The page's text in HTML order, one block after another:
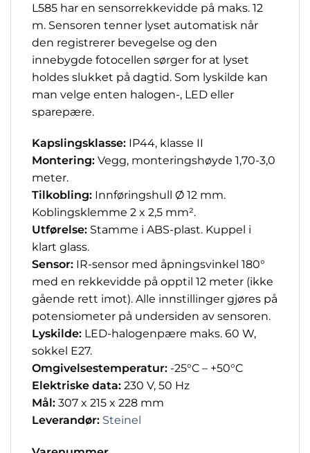
L585 har en sensorrekkevidde på maks. 12
m. Sensoren tenner lyset automatisk når
den registrerer bevegelse og den
innebygde fotocellen sørger for at lyset
holdes slukket på dagtid. Som lyskilde kan
man velge enten halogen-, LED eller
sparepære.
Kapslingsklasse: IP44, klasse II
Montering: Vegg, monteringshøyde 1,70-3,0
meter.
Tilkobling: Innføringshull Ø 12 mm.
Koblingsklemme 2 x 2,5 mm².
Utførelse: Stamme i ABS-plast. Kuppel i
klart glass.
Sensor: IR-sensor med åpningsvinkel 180°
med en rekkevidde på opptil 12 meter (ikke
gående rett imot). Alle innstillinger gjøres på
potensiometer på undersiden av sensoren.
Lyskilde: LED-halogenpære maks. 60 W,
sokkel E27.
Omgivelsestemperatur: -25°C – +50°C
Elektriske data: 230 V, 50 Hz
Mål: 307 x 215 x 228 mm
Leverandør: Steinel